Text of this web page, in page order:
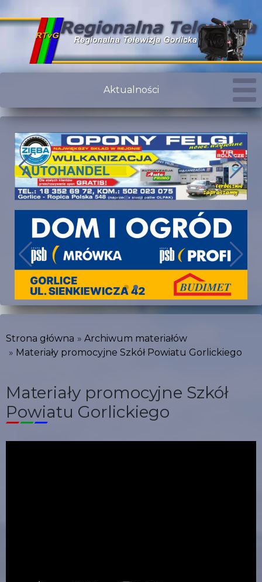
Aktualności
Strona główna
Archiwum materiałów
Materiały promocyjne Szkół Powiatu Gorlickiego
Materiały promocyjne Szkół
Powiatu Gorlickiego